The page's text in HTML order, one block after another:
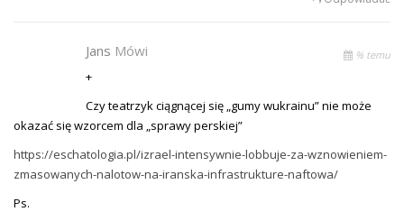
Jans Mówi % temu
+
Czy teatrzyk ciągnącej się „gumy wukrainu” nie może
okazać się wzorcem dla „sprawy perskiej”
https://eschatologia.pl/izrael-intensywnie-lobbuje-za-wznowieniem-
zmasowanych-nalotow-na-iranska-infrastrukture-naftowa/
Ps.